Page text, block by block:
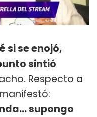
si se enojó,
sintió
Respecto a
supongo